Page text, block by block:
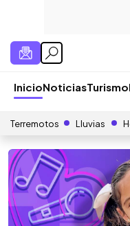
InicioNoticiasTurismo
Terremotos Lluvias